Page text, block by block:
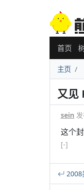
首页
主页
又见
sein
这个
[-]
2008